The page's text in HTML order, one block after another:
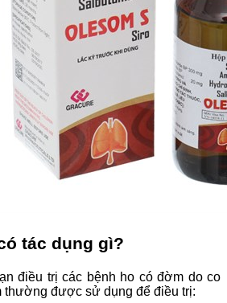
tác dụng gì?
điều trị các bệnh ho có đờm do co
thường được sử dụng để điều trị: